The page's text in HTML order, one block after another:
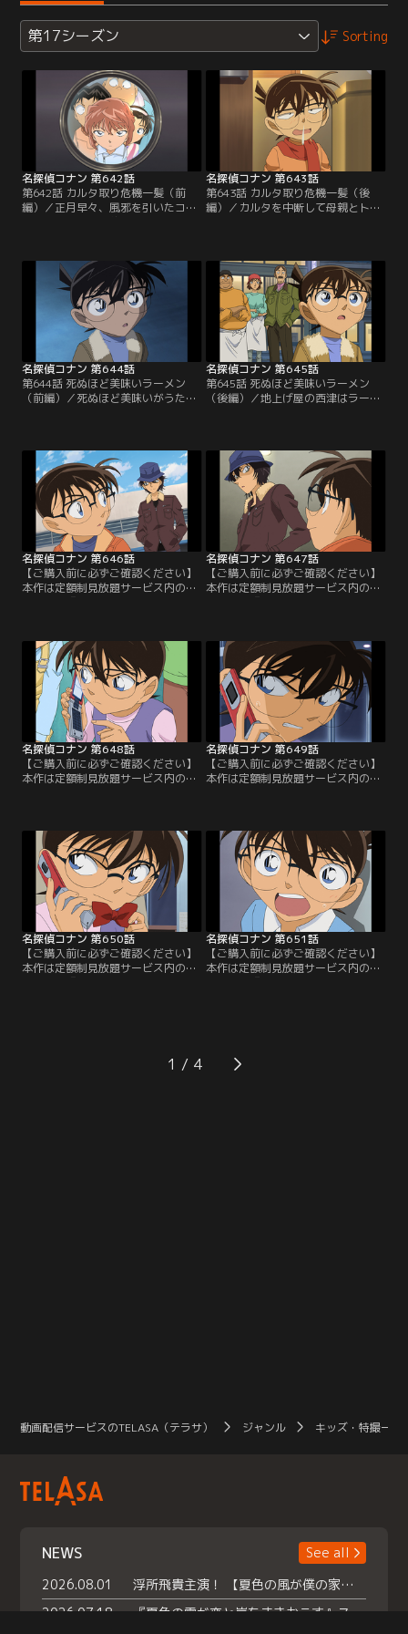
第17シーズン Sorting
名探偵コナン 第642話
第642話 カルタ取り危機一髪（前
編）／正月早々、風邪を引いたコナ
ンにカルタ取りの約束をしていた光
船正男が訪ねてくる。正男は知らな
い奴らが家に来たと助けを求める
が、その直後に父親と母親が現れ連
れて行かれてしまう。やりとりを見
ていたコナンは2人が正男の親では
ない事に気付いて…。
名探偵コナン 第643話
第643話 カルタ取り危機一髪（後
編）／カルタを中断して母親とトイ
「て」という正男が取ったカルタ4
枚の暗号解読に取りかかる。同時に
コナンにもメールで暗号などの情報
を送信する。この後、哀は暗号を解
読し、正男が本当の事を言っていた
と気付くが…。
名探偵コナン 第644話
第644話 死ぬほど美味いラーメン
（前編）／死ぬほど美味いがうたい
津を追い返そうとする。この後、西
津が立ち寄ったばかりという隣りの
理髪店の店主、谷中も来店する。西
津は散々悪態をついた後、ラーメン
を食べて苦しみ出し、本当に絶命し
てしまう…。
名探偵コナン 第645話
第645話 死ぬほど美味いラーメン
（後編）／地上げ屋の西津はラーメ
中。毒は西津の左手の親指と人差し
指、西津が使っていた箸、及び座っ
た席のテーブルの上から検出され、
コナンは容疑者3人の所持品に注目
する。3人は毒を入れるような容器
を持っていなかったが…。
名探偵コナン 第646話
【ご購入前に必ずご確認ください】
本作は定額制見放題サービス内の
一家セレクション」にて3/14～
8/31まで配信中です。ご加入の方は
見放題ページよりご視聴ください。
／第646話 幽霊ホテルの推理対決
（前編）／杯戸ホテルにやってきた
コナン、蘭、園子。
名探偵コナン 第647話
【ご購入前に必ずご確認ください】
本作は定額制見放題サービス内の
一家セレクション」にて3/14～
8/31まで配信中です。ご加入の方は
見放題ページよりご視聴ください。
／第647話 幽霊ホテルの推理対決
（後編）／振り込め詐欺の首謀者、
上住が…。
名探偵コナン 第648話
【ご購入前に必ずご確認ください】
本作は定額制見放題サービス内の
一家セレクション」にて3/14～
8/31まで配信中です。ご加入の方は
見放題ページよりご視聴ください。
／第648話 探偵事務所籠城事件（勃
発）／探偵事務所に女流作家の光
井、湯地…。
名探偵コナン 第649話
【ご購入前に必ずご確認ください】
本作は定額制見放題サービス内の
一家セレクション」にて3/14～
8/31まで配信中です。ご加入の方は
見放題ページよりご視聴ください。
／第649話 探偵事務所籠城事件（狙
撃）／沢栗に蘭の携帯が通話中だっ
た事がバレるが…。
名探偵コナン 第650話
【ご購入前に必ずご確認ください】
本作は定額制見放題サービス内の
見放題ページよりご視聴ください。
／第650話 探偵事務所籠城事件（解
名探偵コナン 第651話
【ご購入前に必ずご確認ください】
本作は定額制見放題サービス内の
見放題ページよりご視聴ください。
／※番組内の告知は、放送当時のも
1
動画配信サービスのTELASA（テラサ） ジャンル キッズ・特撮一覧
NEWS
See all
2026.08.01
浮所飛貴主演！ 【夏色の風が僕の家にやってきた】 本日よりテラサで独占配信スタート！
2026.07.18
『夏色の雲が恋と嵐をまきおこす』スペシャルメイキング 【Part1】2026年７月18日（土）23時30分～配信スタート！話題のシーンの裏側を大公開！豪華キャスト大集合！ 『武宮家 真夏の家族会議』開催！